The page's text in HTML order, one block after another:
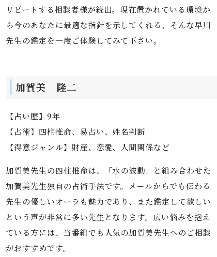
リピートする相談者様が続出。現在置かれている環境か
ら今のあなたに最適な指針を示してくれる、そんな早川
先生の鑑定を一度ご体験してみて下さい。
加賀美 隆二
【占い歴】9年
【占術】四柱推命、易占い、姓名判断
【得意ジャンル】財産、恋愛、人間関係など
加賀美先生の四柱推命は、「水の波動」と組み合わせた
加賀美先生独自の占術手法です。メールからでも伝わる
先生の優しいオーラも魅力であり、また鑑定して欲しい
という声が非常に多い先生となります。広い悩みを抱え
ている方には、当番組でも人気の加賀美先生へのご相談
がおすすめです。